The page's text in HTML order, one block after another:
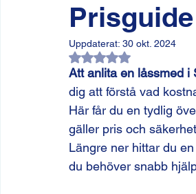
Prisguide
Uppdaterat: 30 okt. 2024
Betygsatt till NaN av 5
Att anlita en låssmed i
dig att förstå vad
Här får du en tydlig
gäller pris och
Längre ner hittar du
du behöver snabb